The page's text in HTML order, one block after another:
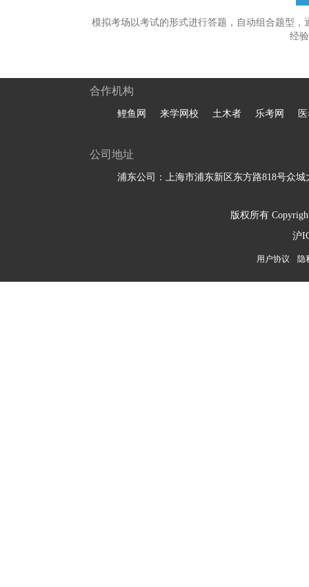
模拟考场以考试的形式进行答题，自动组合题型
经
合作机构
鲤鱼网 来学网校 土木者 乐考网
公司地址
浦东公司：上海市浦东新区东方路818号众城
版权所有
沪
用户协议 隐